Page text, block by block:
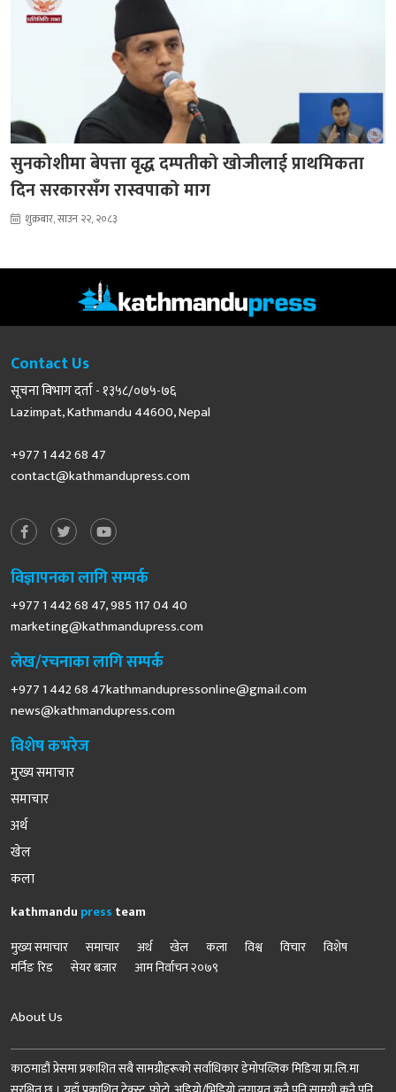
सुनकोशीमा बेपत्ता वृद्ध दम्पतीको खोजीलाई प्राथमिकता
दिन सरकारसँग रास्वपाको माग
शुक्रबार, साउन २२, २०८३
Contact Us
सूचना विभाग दर्ता - १३५८/०७५-७६
Lazimpat, Kathmandu 44600, Nepal
+977 1 442 68 47
contact@kathmandupress.com
विज्ञापनका लागि सम्पर्क
+977 1 442 68 47, 985 117 04 40
marketing@kathmandupress.com
लेख/रचनाका लागि सम्पर्क
+977 1 442 68 47kathmandupressonline@gmail.com
news@kathmandupress.com
विशेष कभरेज
मुख्य समाचार
समाचार
अर्थ
खेल
कला
kathmandu press team
मुख्य समाचार
समाचार अर्थ खेल कला विश्व विचार
विशेष
मर्निङ रिड
सेयर बजार आम निर्वाचन २०७९
About Us
काठमाडौं प्रेसमा प्रकाशित सबै सामग्रीहरूको सर्वाधिकार डेमोपव्लिक मिडिया प्रा.लि.मा